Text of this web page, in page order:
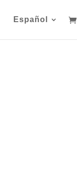
Español